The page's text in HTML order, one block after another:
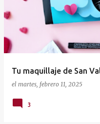
Tu maquillaje de San
el martes, febrero 11, 2025
3